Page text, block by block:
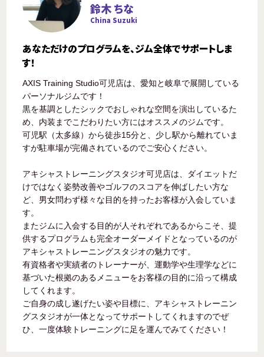
鈴木 ちな
China Suzuki
あなただけのプログラムを、ジム全体でサポートしま
す！
AXIS Training Studio可児店は、愛知と岐阜で展開している
パーソナルジムです！
黒を基調としたシックでおしゃれな空間を演出しているた
め、内装までこだわりたい方にはオススメのジムです。
可児駅（太多線）から徒歩15分と、少し駅から離れていま
すが駐車場が完備されているのでご安心ください。
アキシャストレーニングスタジオ可児店は、ダイエットだ
けではなく姿勢改善やゴルフのスコアを伸ばしたい方な
ど、男女問わず様々な目的を持ったお客様が入会していま
す。
またジムに入会する目的が人それぞれであるからこそ、提
供するプログラムも完全オーダーメイドとなっているのが
アキシャストレーニングスタジオの魅力です。
有資格者や実績者のトレーナーが、運動学や生理学などに
基づいた根拠のあるメニューをお客様の目的に沿って構成
してくれます。
ご自身の成し遂げたい姿や目標に、アキシャストレーニン
グスタジオが一体となってサポートしてくれますのでぜ
ひ、一度体験トレーニングに足を運んでみてください！